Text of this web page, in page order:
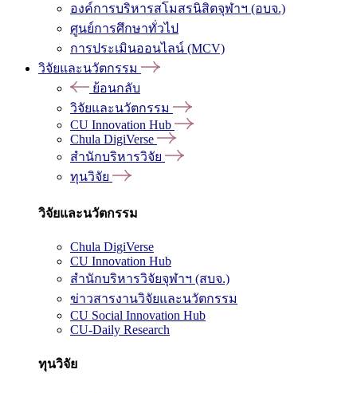
องค์การบริหารสโมสรนิสิตจุฬาฯ (อบจ.)
ศูนย์การศึกษาทั่วไป
การประเมินออนไลน์ (MCV)
วิจัยและนวัตกรรม
ย้อนกลับ
วิจัยและนวัตกรรม
CU Innovation Hub
Chula DigiVerse
สำนักบริหารวิจัย
ทุนวิจัย
วิจัยและนวัตกรรม
Chula DigiVerse
CU Innovation Hub
สำนักบริหารวิจัยจุฬาฯ (สบจ.)
ข่าวสารงานวิจัยและนวัตกรรม
CU Social Innovation Hub
CU-Daily Research
ทุนวิจัย